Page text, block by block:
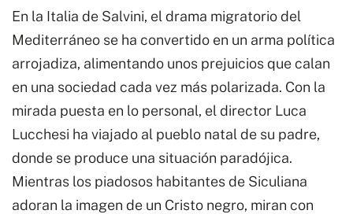
En la Italia de Salvini, el drama migratorio del
Mediterráneo se ha convertido en un arma política
arrojadiza, alimentando unos prejuicios que calan
en una sociedad cada vez más polarizada. Con la
mirada puesta en lo personal, el director Luca
Lucchesi ha viajado al pueblo natal de su padre,
donde se produce una situación paradójica.
Mientras los piadosos habitantes de Siculiana
adoran la imagen de un Cristo negro, miran con